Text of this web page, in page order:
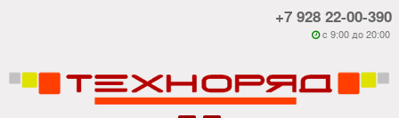
+7 928 22-00-390
 c 9:00 до 20:00